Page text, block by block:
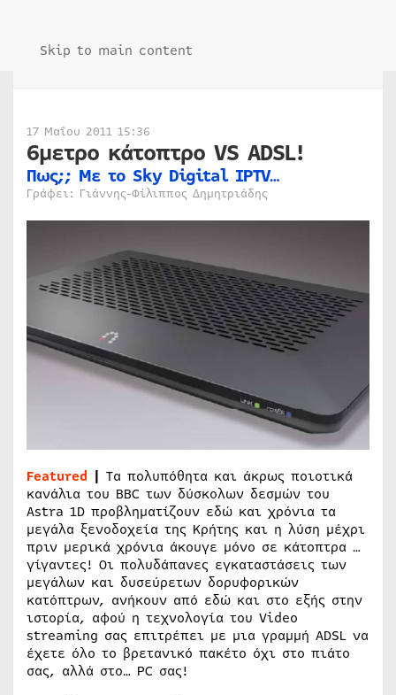
Skip to main content
17 Μαΐου 2011 15:36
6μετρο κάτοπτρο VS ADSL!
Πως;; Με το Sky Digital IPTV…
Γράφει: Γιάννης-Φίλιππος Δημητριάδης
Featured | Τα πολυπόθητα και άκρως ποιοτικά
κανάλια του BBC των δύσκολων δεσμών του
Astra 1D προβληματίζουν εδώ και χρόνια τα
μεγάλα ξενοδοχεία της Κρήτης και η λύση μέχρι
πριν μερικά χρόνια άκουγε μόνο σε κάτοπτρα …
γίγαντες! Οι πολυδάπανες εγκαταστάσεις των
μεγάλων και δυσεύρετων δορυφορικών
κατόπτρων, ανήκουν από εδώ και στο εξής στην
ιστορία, αφού η τεχνολογία του Video
streaming σας επιτρέπει με μια γραμμή ADSL να
έχετε όλο το βρετανικό πακέτο όχι στο πιάτο
σας, αλλά στο… PC σας!